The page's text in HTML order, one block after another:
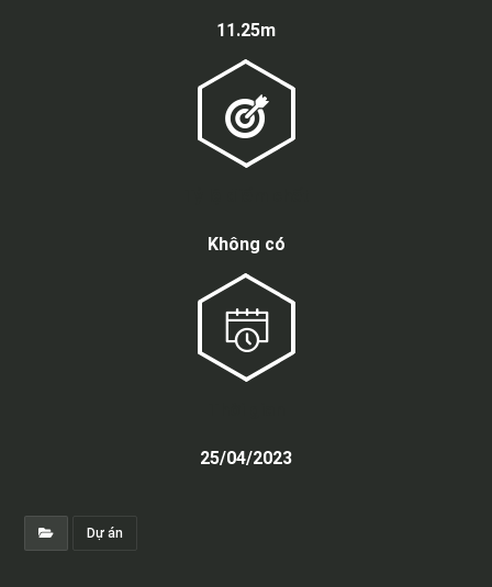
11.25m
Không có
25/04/2023
Dự án